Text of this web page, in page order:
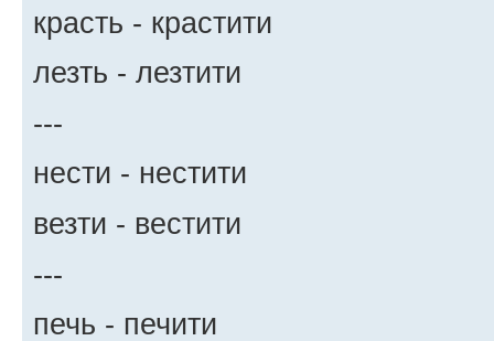
красть - крастити
лезть - лезтити
---
нести - нестити
везти - вестити
---
печь - печити